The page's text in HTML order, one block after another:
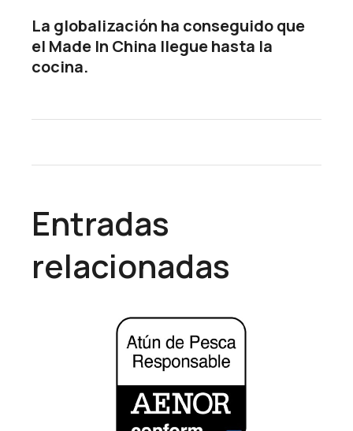
La globalización ha conseguido que
el Made In China llegue hasta la
cocina.
Entradas
relacionadas